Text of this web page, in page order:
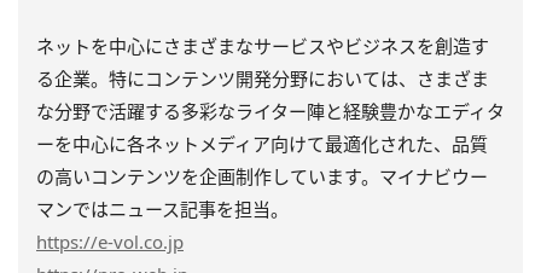
ネットを中心にさまざまなサービスやビジネスを創造す
る企業。特にコンテンツ開発分野においては、さまざま
な分野で活躍する多彩なライター陣と経験豊かなエディタ
ーを中心に各ネットメディア向けて最適化された、品質
の高いコンテンツを企画制作しています。マイナビウー
マンではニュース記事を担当。
https://e-vol.co.jp